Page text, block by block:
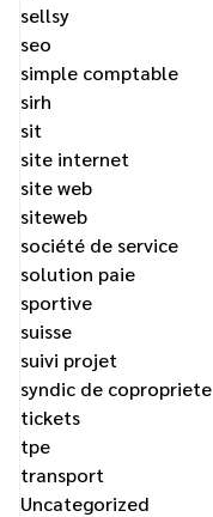
sellsy
seo
simple comptable
sirh
sit
site internet
site web
siteweb
société de service
solution paie
sportive
suisse
suivi projet
syndic de copropriete
tickets
tpe
transport
Uncategorized